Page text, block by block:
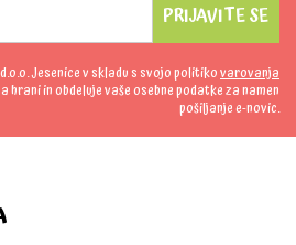
PRIJAVITE SE
Jesenice v skladu s svojo politikovarovanja
hrani in obdeluje vaše osebne podatke za namen
pošiljanje e-novic.